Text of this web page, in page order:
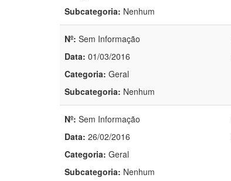
Subcategoria: Nenhum
Nº: Sem Informação
Data: 01/03/2016
Categoria: Geral
Subcategoria: Nenhum
Nº: Sem Informação
Data: 26/02/2016
Categoria: Geral
Subcategoria: Nenhum